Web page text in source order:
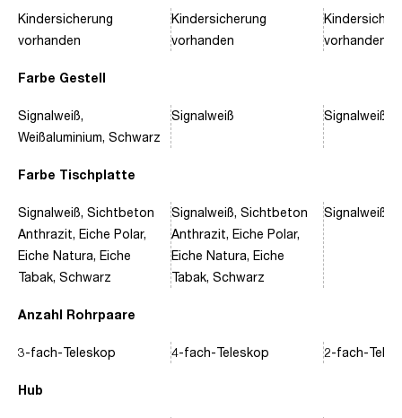
Farbe Gestell
Farbe Tischplatte
Anzahl Rohrpaare
Hub
Kindersicherung
vorhanden
Signalweiß,
Weißaluminium, Schwarz
Signalweiß, Sichtbeton
Anthrazit, Eiche Polar,
Eiche Natura, Eiche
Tabak, Schwarz
3-fach-Teleskop
Kindersicherung
vorhanden
Signalweiß
Signalweiß, Sichtbeton
Anthrazit, Eiche Polar,
Eiche Natura, Eiche
Tabak, Schwarz
4-fach-Teleskop
vorhanden
Signalweiß,
Signalweiß,
2-fach-